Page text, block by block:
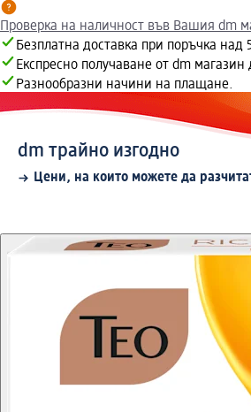
Проверка на наличност във Вашия dm
Безплатна доставка при поръчка над
Експресно получаване от dm
Разнообразни начини на плащане.
dm трайно изгодно
Цени, на които можете да